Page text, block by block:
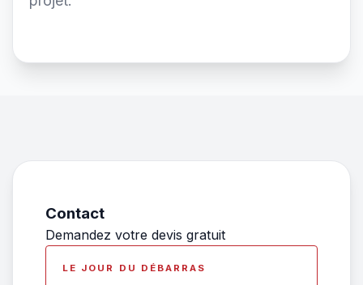
Contact
Demandez votre devis gratuit
LE JOUR DU DÉBARRAS